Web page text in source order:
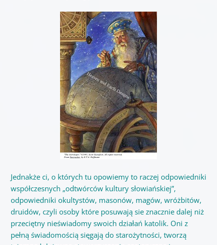
Jednakże ci, o których tu opowiemy to raczej odpowiedniki
współczesnych „odtwórców kultury słowiańskiej”,
odpowiedniki okultystów, masonów, magów, wróżbitów,
druidów, czyli osoby które posuwają sie znacznie dalej niż
przeciętny nieświadomy swoich działań katolik. Oni z
pełną świadomością sięgają do starożytności, tworzą